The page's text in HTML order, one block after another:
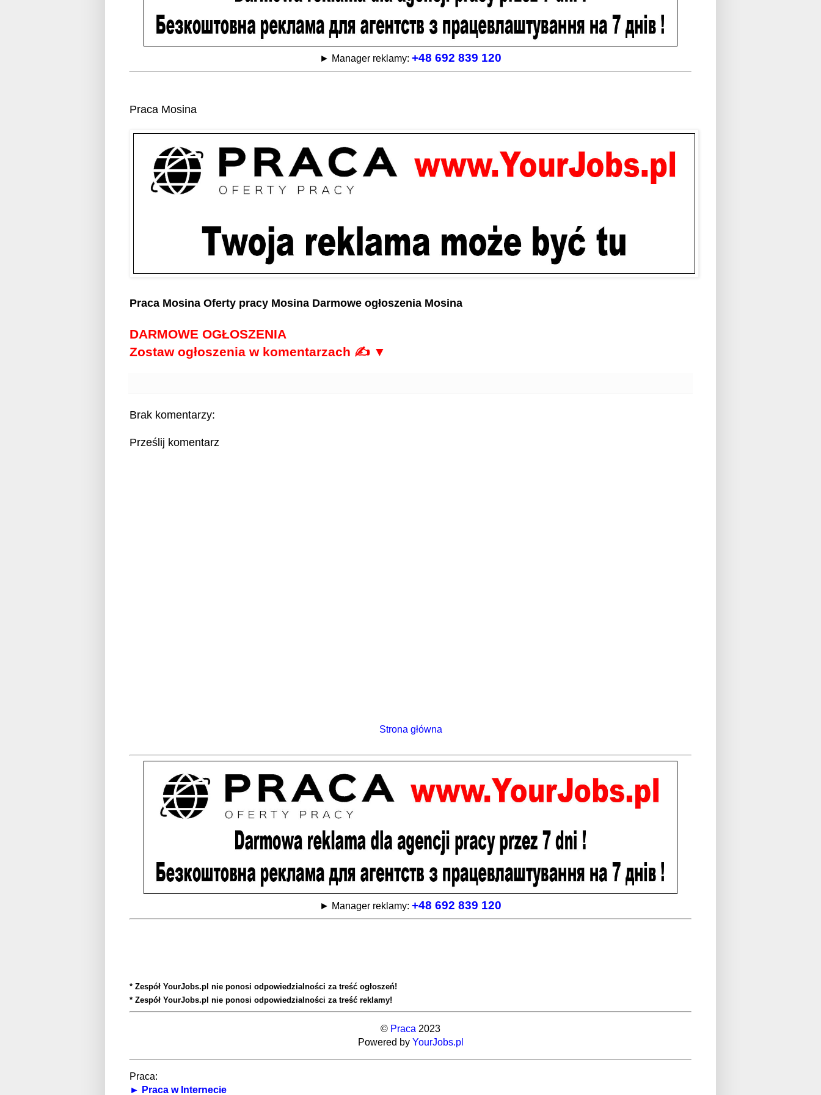
► Manager reklamy: +48 692 839 120
Praca Mosina
Praca Mosina Oferty pracy Mosina Darmowe ogłoszenia Mosina
DARMOWE OGŁOSZENIA
Zostaw ogłoszenia w komentarzach ✍ ▼
Brak komentarzy:
Prześlij komentarz
Strona główna
► Manager reklamy: +48 692 839 120
* Zespół YourJobs.pl nie ponosi odpowiedzialności za treść ogłoszeń!
* Zespół YourJobs.pl nie ponosi odpowiedzialności za treść reklamy!
© Praca 2023
Powered by YourJobs.pl
Praca:
► Praca w Internecie